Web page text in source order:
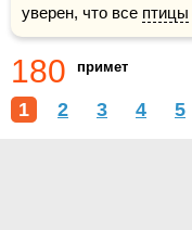
уверен, что все птицы
180 примет
1 2 3 4 5